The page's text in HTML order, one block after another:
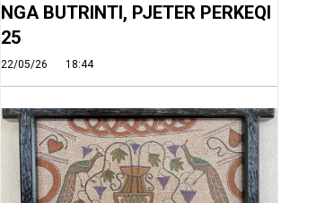
NGA BUTRINTI, PJETER PERKEQI
25
22/05/26 18:44